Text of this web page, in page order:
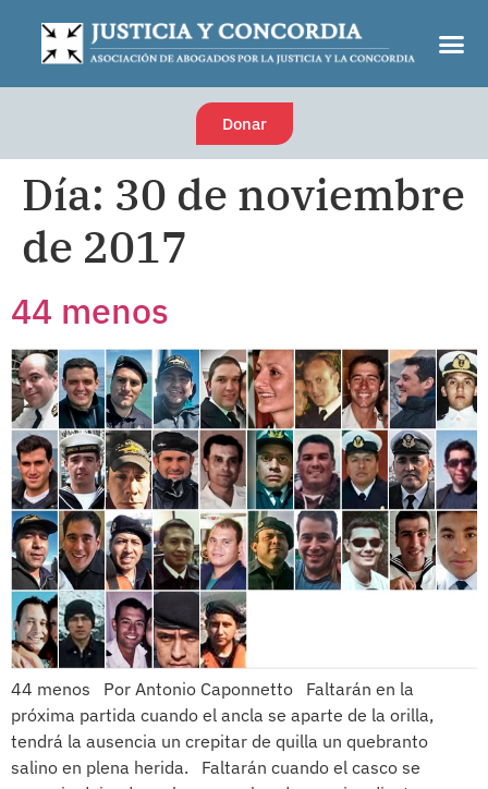
Donar
Día: 30 de noviembre
de 2017
44 menos
44 menos Por Antonio Caponnetto Faltarán en la
próxima partida cuando el ancla se aparte de la orilla,
tendrá la ausencia un crepitar de quilla un quebranto
salino en plena herida. Faltarán cuando el casco se